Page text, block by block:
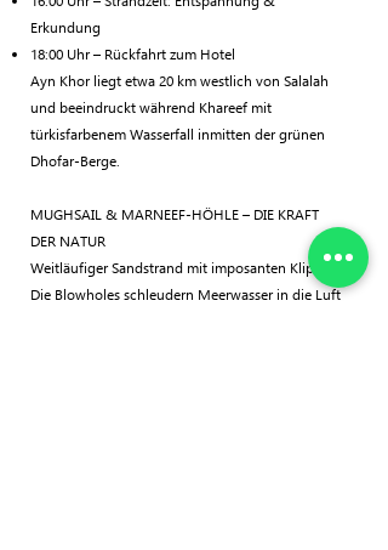
Erkundung
18:00 Uhr – Rückfahrt zum Hotel
Ayn Khor liegt etwa 20 km westlich von Salalah
und beeindruckt während Khareef mit
türkisfarbenem Wasserfall inmitten der grünen
Dhofar-Berge.
MUGHSAIL & MARNEEF-HÖHLE – DIE KRAFT
DER NATUR
Weitläufiger Sandstrand mit imposanten Klippen.
Die Blowholes schleudern Meerwasser in die Luft